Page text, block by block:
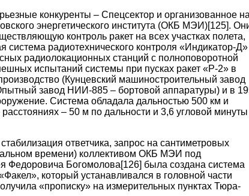
конкуренты – Спецсектор и организованное на
энергетического института (ОКБ МЭИ)[125].
контроль ракет на всех участках полета,
система радиотехнического контроля «Индикатор-Д»
радиолокационных станций с полноповоротной
испытаний системы при пусках ракет «Р-2» в
(Кунцевский машиностроительный завод
завод НИИ-885 – бортовой аппаратуры) и в
Система обладала дальностью 500 км и
– 50 м по дальности и 3,6 угловой
ответчика, запрос на сантиметровых
времени) коллективом ОКБ МЭИ под
Федоровича Богомолова[126] была создана система
который устанавливался в головной части
«прописку» на измерительных пунктах Тюра-